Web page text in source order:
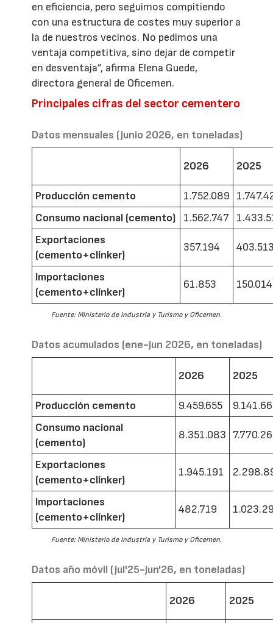
en eficiencia, pero seguimos compitiendo
con una estructura de costes muy superior a
la de nuestros vecinos. No pedimos una
ventaja competitiva, sino dejar de competir
en desventaja”, afirma Elena Guede,
directora general de Oficemen.
Principales cifras del sector cementero
Datos mensuales (junio 2026, en toneladas)
2026 2025
Producción cemento 1.752.089
Consumo nacional (cemento)
1.562.747
Exportaciones
(cemento+clínker)
357.194
Importaciones
(cemento+clínker)
61.853 150.014
Fuente: Ministerio de Industria y Turismo y Oficemen.
Datos acumulados (ene-jun 2026, en toneladas)
2026 2025
Producción cemento 9.459.655
Consumo nacional
(cemento)
8.351.083
Exportaciones
(cemento+clínker)
1.945.191
Importaciones
(cemento+clínker)
482.719
Fuente: Ministerio de Industria y Turismo y Oficemen.
Datos año móvil (jul'25-jun'26, en toneladas)
2026 2025